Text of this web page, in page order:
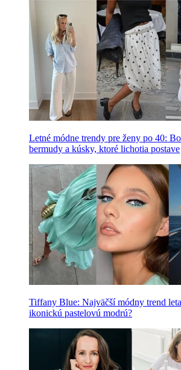
Letné módne trendy pre ženy po 40:
bermudy a kúsky, ktoré lichotia postave
Tiffany Blue: Najväčší módny trend
ikonickú pastelovú modrú?